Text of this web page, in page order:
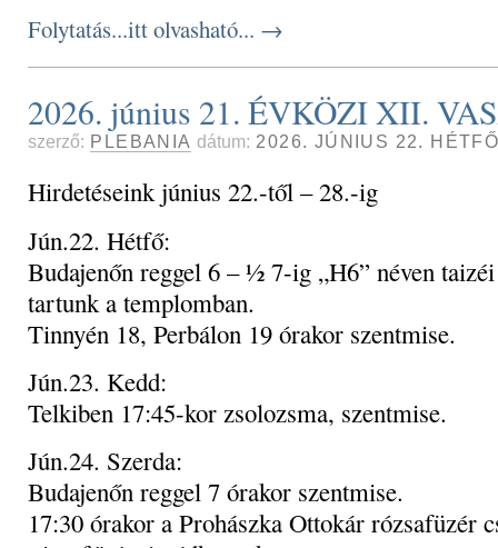
Folytatás...itt olvasható... →
2026. június 21. ÉVKÖZI XII.
szerző: PLEBANIA dátum: 2026. JÚNIUS 22.
Hirdetéseink június 22.-től – 28.-ig
Jún.22. Hétfő:
Budajenőn reggel 6 – ½ 7-ig „H6” néven
tartunk a templomban.
Tinnyén 18, Perbálon 19 órakor szentmise.
Jún.23. Kedd:
Telkiben 17:45-kor zsolozsma, szentmise.
Jún.24. Szerda:
Budajenőn reggel 7 órakor szentmise.
17:30 órakor a Prohászka Ottokár rózsafüzér